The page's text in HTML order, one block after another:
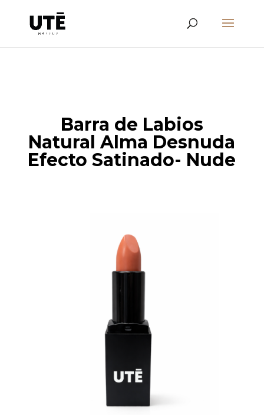
Barra de Labios
Natural Alma Desnuda
Efecto Satinado- Nude